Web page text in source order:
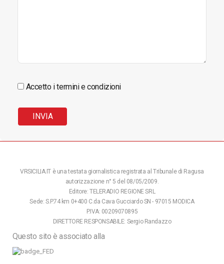
Accetto i termini e condizioni
VRSICILIA.IT è una testata giornalistica registrata al Tribunale di Ragusa
autorizzazione n° 5 del 08/05/2009.
Editore: TELERADIO REGIONE SRL
Sede: S.P.74 km 0+400 C.da Cava Gucciardo SN - 97015 MODICA
P.IVA: 00209070895
DIRETTORE RESPONSABILE: Sergio Randazzo
Questo sito è associato alla